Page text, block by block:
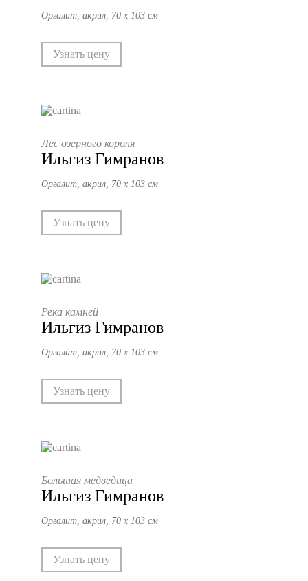
Оргалит, акрил, 70 х 103 см
Узнать цену
Лес озерного короля
Ильгиз Гимранов
Оргалит, акрил, 70 х 103 см
Узнать цену
Река камней
Ильгиз Гимранов
Оргалит, акрил, 70 х 103 см
Узнать цену
Большая медведица
Ильгиз Гимранов
Оргалит, акрил, 70 х 103 см
Узнать цену